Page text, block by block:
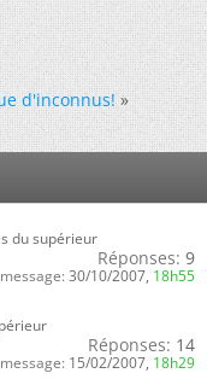
d'inconnus! »
du supérieur
Réponses: 9
30/10/2007, 18h55
Réponses: 14
15/02/2007, 18h29